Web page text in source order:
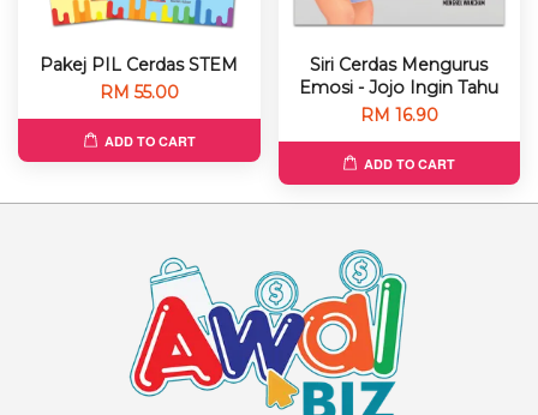
Pakej PIL Cerdas STEM
RM 55.00
ADD TO CART
Siri Cerdas Mengurus
Emosi - Jojo Ingin Tahu
RM 16.90
ADD TO CART